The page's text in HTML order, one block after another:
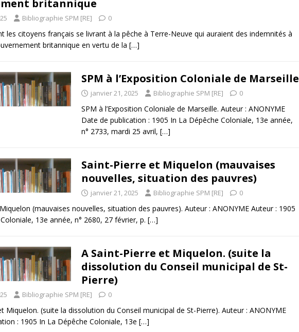
britannique
Bibliographie SPM [RE] 0
les citoyens français se livrant à la pêche à Terre-Neuve qui auraient des indemnités à
britannique en vertu de la […]
SPM à l’Exposition Coloniale de Marseille
janvier 21, 2025 Bibliographie SPM [RE] 0
SPM à l’Exposition Coloniale de Marseille. Auteur : ANONYME
Date de publication : 1905 In La Dépêche Coloniale, 13e année,
n° 2733, mardi 25 avril, […]
Saint-Pierre et Miquelon (mauvaises
nouvelles, situation des pauvres)
janvier 21, 2025 Bibliographie SPM [RE] 0
(mauvaises nouvelles, situation des pauvres). Auteur : ANONYME Auteur : 1905
13e année, n° 2680, 27 février, p. […]
A Saint-Pierre et Miquelon. (suite la
dissolution du Conseil municipal de St-
Pierre)
Bibliographie SPM [RE] 0
Miquelon. (suite la dissolution du Conseil municipal de St-Pierre). Auteur : ANONYME
: 1905 In La Dépêche Coloniale, 13e […]